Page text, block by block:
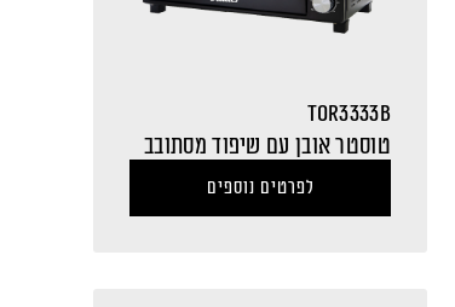
TOR3333B
טוסטר אובן עם שיפוד מסתובב
לפרטים נוספים